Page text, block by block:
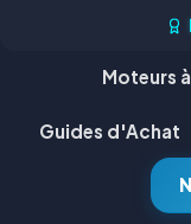
Moteurs
Guides d'Achat